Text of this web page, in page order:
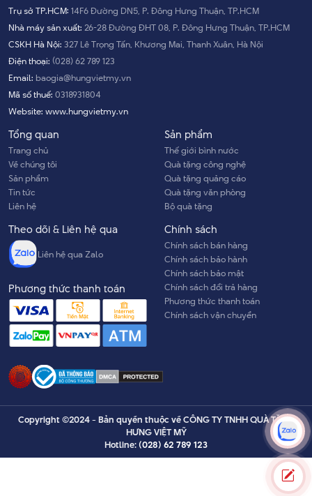
Trụ sở TP.HCM: 14F6 Đường DN5, P. Đông Hưng Thuận, TP.HCM
Nhà máy sản xuất: 26-28 Đường ĐHT 08, P. Đông Hưng Thuận, TP.HCM
CSKH Hà Nội: 327 Lê Trọng Tấn, Khương Mai, Thanh Xuân, Hà Nội
Điện thoại: (028) 62 789 123
Email: baogia@hungvietmy.vn
Mã số thuế: 0318931804
Website: www.hungvietmy.vn
Tổng quan
Trang chủ
Về chúng tôi
Sản phẩm
Tin tức
Liên hệ
Sản phẩm
Thế giới bình nước
Quà tặng công nghệ
Quà tặng quảng cáo
Quà tặng văn phòng
Bộ quà tặng
Chính sách
Chính sách bán hàng
Chính sách bảo hành
Chính sách bảo mật
Chính sách đổi trả hàng
Phương thức thanh toán
Chính sách vận chuyển
Theo dõi & Liên hệ qua
Liên hệ qua Zalo
Phương thức thanh toán
Copyright ©2024 - Bản quyền thuộc về CÔNG TY TNHH QUÀ TẶNG
HƯNG VIỆT MỸ
Hotline:(028) 62 789 123